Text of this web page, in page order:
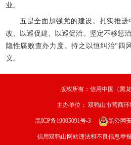
业。
五是全面加强党的建设。扎实推
改、以巡促建、以巡促治。坚定不移惩
隐性腐败查办力度。持之以恒纠治“四
义。
版权所有：信用中国（黑龙
主办单位： 双鸭山市营商
黑ICP备19005091号-3 黑公网
信用双鸭山网站违法和不良信息举